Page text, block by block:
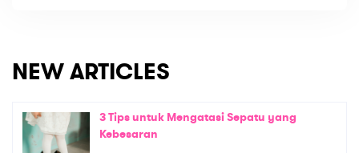
NEW ARTICLES
3 Tips untuk Mengatasi Sepatu yang
Kebesaran